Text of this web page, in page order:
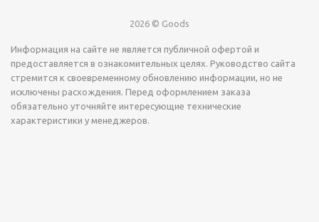
2026 © Goods
Информация на сайте не является публичной офертой и
предоставляется в ознакомительных целях. Руководство сайта
стремится к своевременному обновлению информации, но не
исключены расхождения. Перед оформлением заказа
обязательно уточняйте интересующие технические
характеристики у менеджеров.